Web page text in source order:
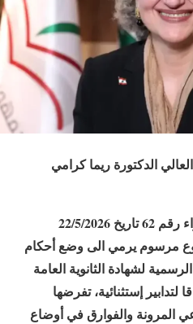
الدكتورة ريما كرامي
“عطفا على قرار مجلس الوزراء رقم 62 تاريخ 22/5/2026
مرسوم يرمي الى وضع أحكام
لشهادة الثانوية العامة
الاربعة للعام 2026 وفاقا لتدابير إستثنائية، تفرضها
المرونة والفوارق في أوضاع